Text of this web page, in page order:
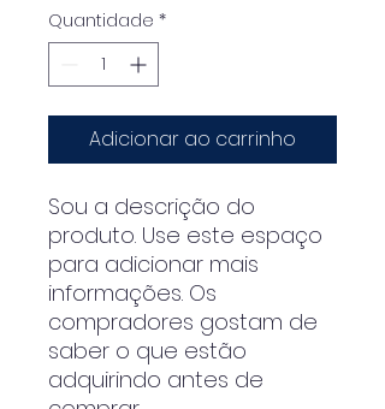
Quantidade *
Adicionar ao carrinho
Sou a descrição do
produto. Use este espaço
para adicionar mais
informações. Os
compradores gostam de
saber o que estão
adquirindo antes de